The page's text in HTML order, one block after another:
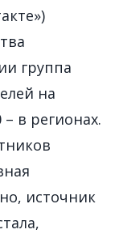
группа
на
в регионах.
источник